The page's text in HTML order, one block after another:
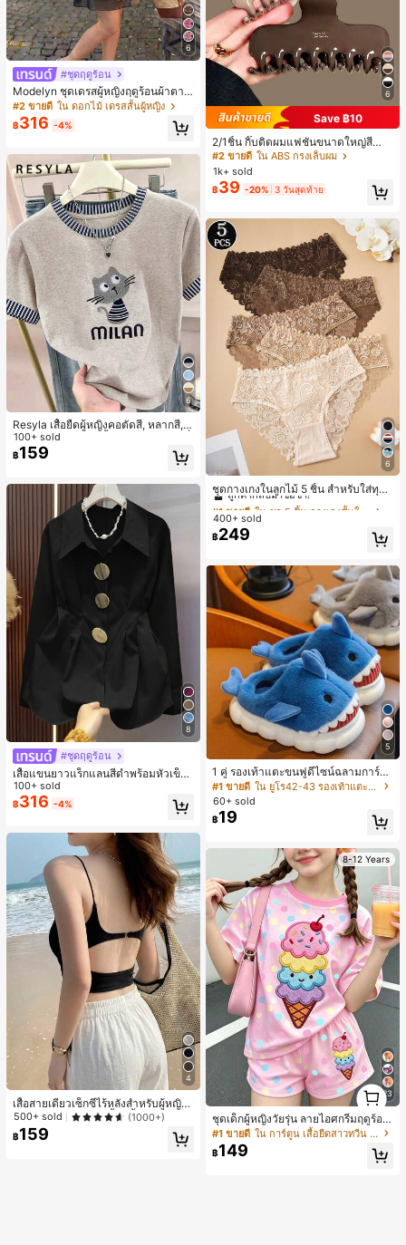
6
#ชุดฤดูร้อน
Modelyn ชุดเดรสผู้หญิงฤดูร้อนผ้าตาข่
ายพิมพ์ลาย คอไม่สมมาตร จับจีบ หรูหร
า เซ็กซี่
#2 ขายดี ใน ดอกไม้ เดรสสั้นผู้หญิง
฿316 -4%
6
Resyla เสื้อยืดผู้หญิงคอตัดสี, หลากสี, ล
ายพิมพ์แมวน่ารัก, เสื้อสำหรับออกไปเที่
ยวฤดูร้อน, ดีไซน์กราฟิก, ความรู้สึกพรีเ
มียม, ลำลองอเนกประสงค์, สวมใส่ประ
เสื้อผ้ากลางแจ้ง
100+ sold
฿159
8
#ชุดฤดูร้อน
เสื้อแขนยาวแร็กแลนสีดำพร้อมหัวเข็ม
ขัดโลหะ ฤดูใบไม้ผลิ/ฤดูร้อน สไตล์โบฮีเ
มียนวินเทจ เหมาะสำหรับงานแต่งงาน
งานปาร์ตี้ การเดินทางไปทำงาน และสุ
100+ sold
฿316 -4%
4
เสื้อสายเดี่ยวเซ็กซี่ไร้หลังสำหรับผู้หญิง
พร้อมบราแบบมีฟองน้ำ, เสื้อกล้ามแขน
กุด, เสื้อลำลองสีดำสำหรับฤดูร้อน
500+ sold (1000+)
฿159
6
Save ฿10
2/1ชิ้น กิ๊บติดผมแฟชั่นขนาดใหญ่สีน้ำ
ตาลชานมสำหรับผู้หญิง เหมาะสำหรับก
ารอาบน้ำ ล้างหน้า และจัดแต่งทรงผม
#2 ขายดี ใน ABS กรงเล็บผม
1k+ sold
฿39 -20% 3 วันสุดท้าย
6
ชุดกางเกงในลูกไม้ 5 ชิ้น สำหรับใส่ทุกวั
น
#1 ขายดี
ลูกค้ากลับมาซื้อซ้ำ!
#1 ขายดี
ลูกค้ากลับมาซื้อซ้ำ!
#1 ขายดี
ลูกค้ากลับมาซื้อซ้ำ!
#1 ขายดี
400+ sold
฿249
5
1 คู่ รองเท้าแตะขนฟูดีไซน์ฉลามการ์ตู
น น่ารักและสนุกสนาน เหมาะสำหรับฤดู
ใบไม้ร่วง/ฤดูหนาว รองเท้าแตะยูนิเซ็ก
ซ์เหล่านี้สามารถสวมใส่ได้ทั้งในร่มและ
กลางแจ้ง ช่วยให้เท้าของคุณอบอุ่นและ
สำหรับห้องนอนหรือห้องน้ำ
#1 ขายดี
ใน ยูโร42-43 รองเท้าแตะใส่ในบ้าน
60+ sold
฿19
8-12 Years
23
ชุดเด็กผู้หญิงวัยรุ่น ลายไอศกรีมฤดูร้อน
แบบมินิมอลน่ารัก ลายจุดสีสันสดใส สไ
ตล์ครีมหวาน สไตล์วันหยุด ชุด 2 ชิ้น แ
ขนสั้นและกางเกงขาสั้น เหมาะสำหรับฤ
#1 ขายดี ใน การ์ตูน เสื้อยืดสาวทวีน Co-ord
฿149
1
1